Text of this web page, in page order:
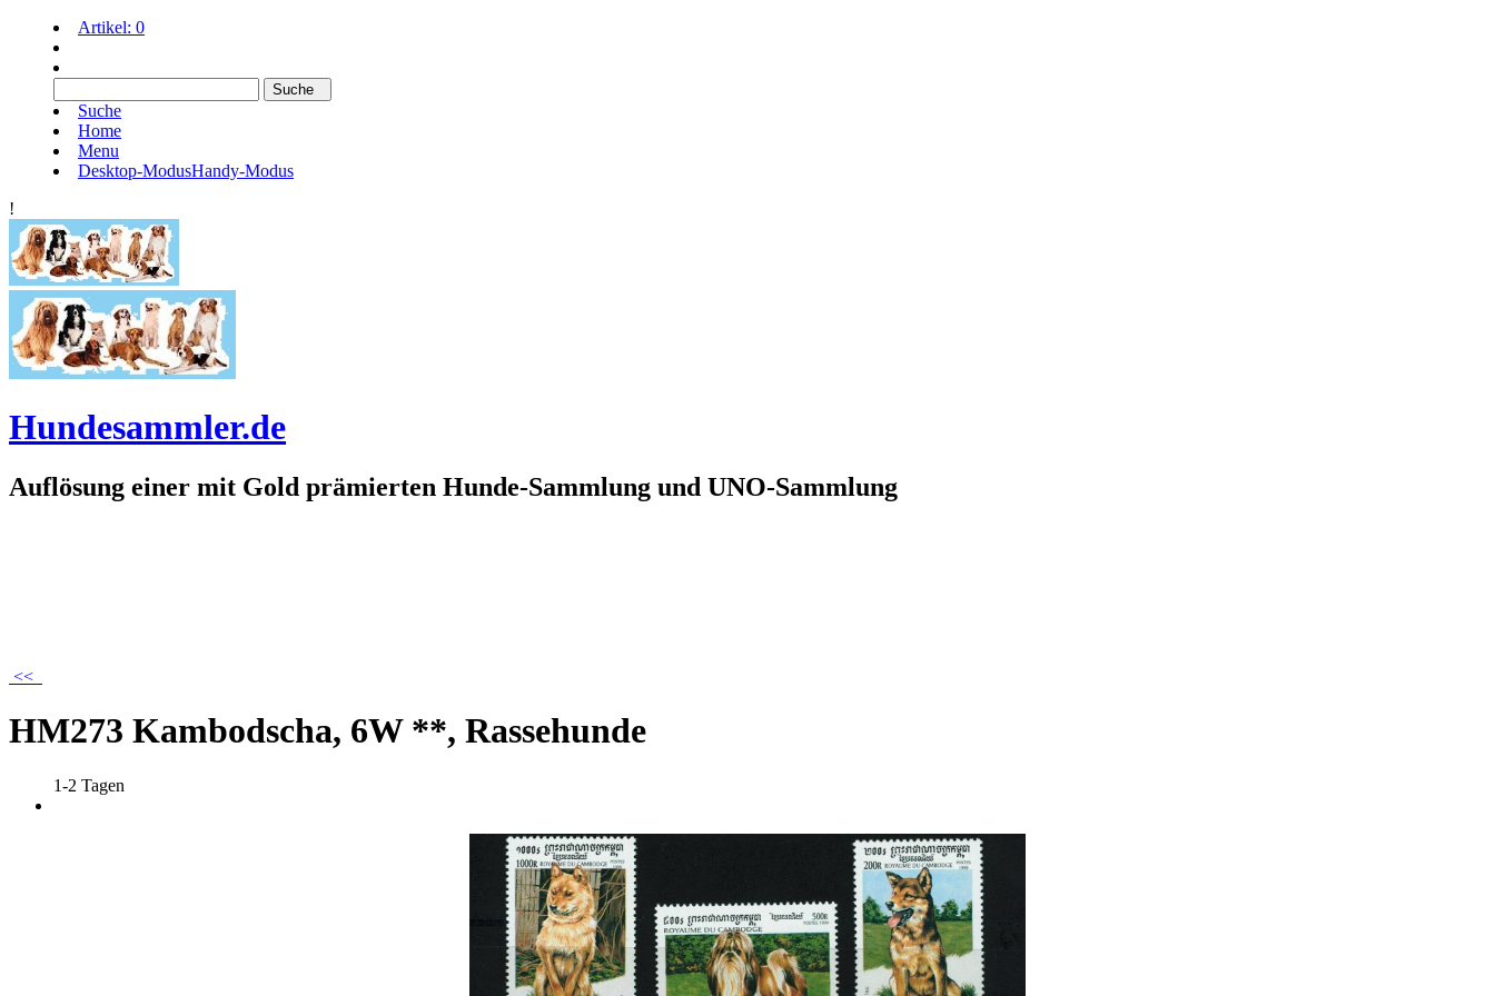
Artikel: 0
Suche
Home
Menu
Desktop-ModusHandy-Modus
!
Hundesammler.de
Auflösung einer mit Gold prämierten Hunde-Sammlung und UNO-Sammlung
<<
HM273 Kambodscha, 6W **, Rassehunde
1-2 Tagen